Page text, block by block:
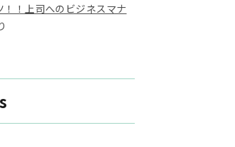
！！上司へのビジネスマナ